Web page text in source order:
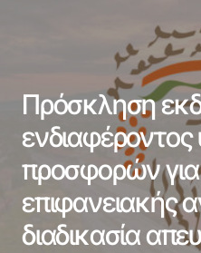
Πρόσκληση
προσφορών
επιφανειακής
διαδικασία